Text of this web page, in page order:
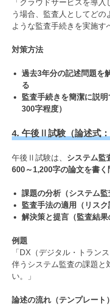
「クラウドサービスを導
う場合、監査人としてど
ような監査手続きを実施す
対策方法
過去3年分の記述問題を
る
監査手続きを簡潔に説
300字程度）
4. 午後Ⅱ試験（論述式：
午後Ⅱ試験は、 システム監
600～1,200字の論文を書く
課題の分析（システム監
監査手法の適用（リスク
解決策と提言（監査結果
例題
「DX（デジタル・トラン
伴うシステム監査の課題と
い。」
論述の流れ（テンプレート）